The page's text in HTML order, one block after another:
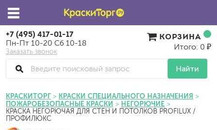
+7 (495) 417-01-17
Пн-Пт 10-20 Сб 10-18
Заказать звонок
Найти
КОРЗИНА
Итого: 0 ₽
КРАСКИТОРГ
КРАСКИ СПЕЦИАЛЬНОГО НАЗНАЧЕНИЯ
ПОЖАРОБЕЗОПАСНЫЕ КРАСКИ
НЕГОРЮЧИЕ
КРАСКА НЕГОРЮЧАЯ ДЛЯ СТЕН И ПОТОЛКОВ PROFILUX /
ПРОФИЛЮКС